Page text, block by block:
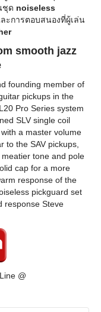
ชุด noiseless
ะการตอบสนองที่ผู้เล่น
smooth jazz
founding member of
pickups in the
Pro Series system
SLV single coil
a master volume
to the SAV pickups,
tone and pole
cap for a more
response of the
pickguard set
response Steve
@